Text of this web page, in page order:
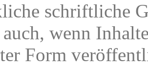
schriftliche
wenn
Form